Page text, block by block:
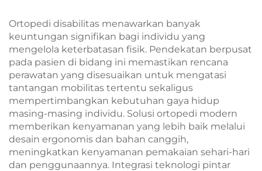
Ortopedi disabilitas menawarkan banyak
keuntungan signifikan bagi individu yang
mengelola keterbatasan fisik. Pendekatan berpusat
pada pasien di bidang ini memastikan rencana
perawatan yang disesuaikan untuk mengatasi
tantangan mobilitas tertentu sekaligus
mempertimbangkan kebutuhan gaya hidup
masing-masing individu. Solusi ortopedi modern
memberikan kenyamanan yang lebih baik melalui
desain ergonomis dan bahan canggih,
meningkatkan kenyamanan pemakaian sehari-hari
dan penggunaannya. Integrasi teknologi pintar